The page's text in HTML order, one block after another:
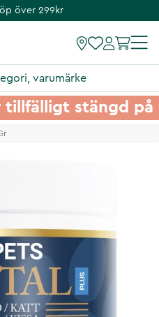
över 299kr
tillfälligt stängd